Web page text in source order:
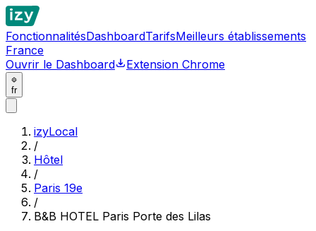
FonctionnalitésDashboardTarifsMeilleurs établissements
France
Ouvrir le Dashboard
Extension Chrome
fr
izyLocal
/
Hôtel
/
Paris 19e
/
B&B HOTEL Paris Porte des Lilas